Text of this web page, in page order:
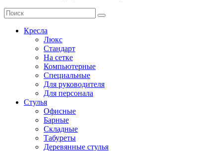
Кресла
Люкс
Стандарт
На сетке
Компьютерные
Специальные
Для руководителя
Для персонала
Стулья
Офисные
Барные
Складные
Табуреты
Деревянные стулья